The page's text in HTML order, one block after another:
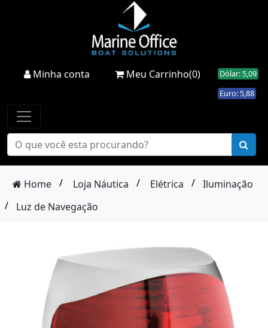
Minha conta Meu Carrinho(0)
Dólar: 5,09
Euro: 5,88
Home / Loja Náutica / Elétrica / Iluminação
/
Luz de Navegação